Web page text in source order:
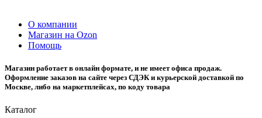
О компании
Магазин на Ozon
Помощь
Магазин работает в онлайн формате, и не имеет офиса продаж.
Оформление заказов на сайте через СДЭК и курьерской доставкой по
Москве, либо на маркетплейсах, по коду товара
Каталог